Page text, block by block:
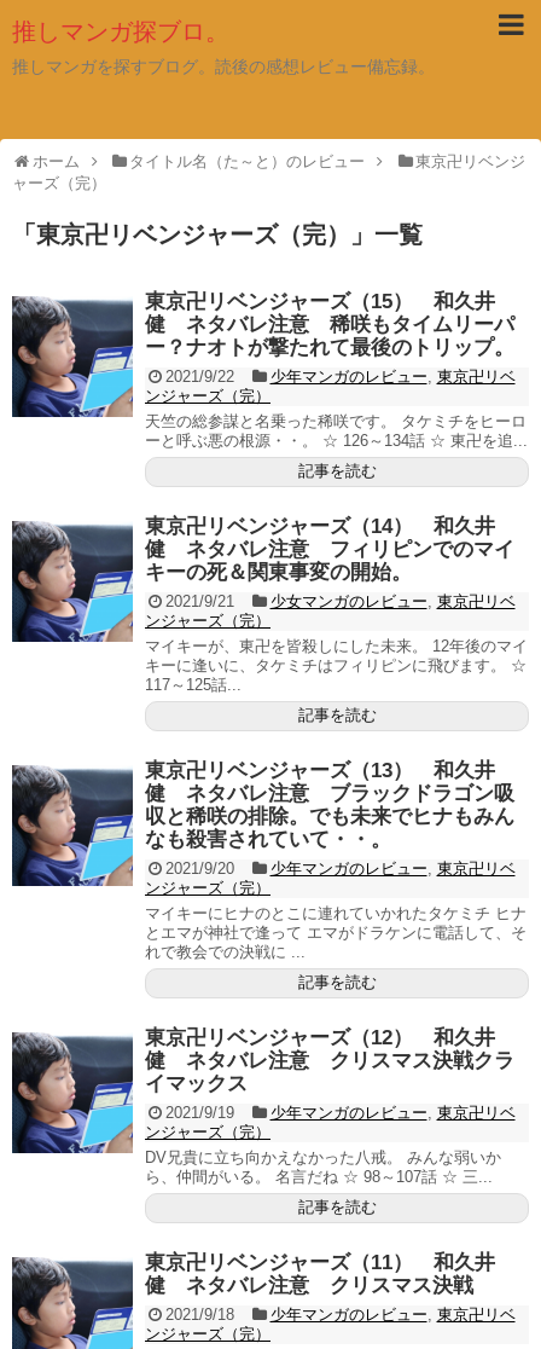
推しマンガ探ブロ。
推しマンガを探すブログ。読後の感想レビュー備忘録。
ホーム タイトル名（た～と）のレビュー
東京卍リベンジ
ャーズ（完）
「 東京卍リベンジャーズ（完） 」 一覧
東京卍リベンジャーズ（15） 和久井
健 ネタバレ注意 稀咲もタイムリーパ
ー？ナオトが撃たれて最後のトリップ。
2021/9/22 少年マンガのレビュー, 東京卍リベ
ンジャーズ（完）
天竺の総参謀と名乗った稀咲です。 タケミチをヒーロ
ーと呼ぶ悪の根源・・。 ☆ 126～134話 ☆ 東卍を追...
記事を読む
東京卍リベンジャーズ（14） 和久井
健 ネタバレ注意 フィリピンでのマイ
キーの死＆関東事変の開始。
2021/9/21 少女マンガのレビュー, 東京卍リベ
ンジャーズ（完）
マイキーが、東卍を皆殺しにした未来。 12年後のマイ
キーに逢いに、タケミチはフィリピンに飛びます。 ☆
117～125話...
記事を読む
東京卍リベンジャーズ（13） 和久井
健 ネタバレ注意 ブラックドラゴン吸
収と稀咲の排除。でも未来でヒナもみん
なも殺害されていて・・。
2021/9/20 少年マンガのレビュー, 東京卍リベ
ンジャーズ（完）
マイキーにヒナのとこに連れていかれたタケミチ ヒナ
とエマが神社で逢って エマがドラケンに電話して、そ
れで教会での決戦に ...
記事を読む
東京卍リベンジャーズ（12） 和久井
健 ネタバレ注意 クリスマス決戦クラ
イマックス
2021/9/19 少年マンガのレビュー, 東京卍リベ
ンジャーズ（完）
DV兄貴に立ち向かえなかった八戒。 みんな弱いか
ら、仲間がいる。 名言だね ☆ 98～107話 ☆ 三...
記事を読む
東京卍リベンジャーズ（11） 和久井
健 ネタバレ注意 クリスマス決戦
2021/9/18 少年マンガのレビュー, 東京卍リベ
ンジャーズ（完）